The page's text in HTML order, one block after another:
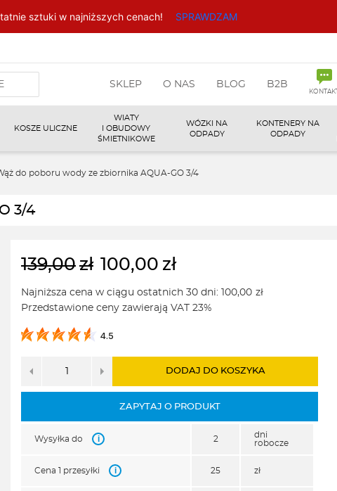
sztuki w najniższych cenach! SPRAWDZAM
SKLEP O NAS BLOG B2B
KONTAKT
KOSZE ULICZNE
WIATY
I OBUDOWY
ŚMIETNIKOWE
WÓZKI NA
ODPADY
KONTENERY NA
ODPADY
do poboru wody ze zbiornika AQUA-GO 3/4
3/4
139,00 zł
Pierwotna
cena
wynosiła:
100,00 zł
Aktualna
cena
wynosi:
Najniższa cena w ciągu ostatnich 30 dni: 100,00 zł
Przedstawione ceny zawierają VAT 23%
4.5
DODAJ DO KOSZYKA
ZAPYTAJ O PRODUKT
Wysyłka do i 2
dni
robocze
Cena 1 przesyłki i 25 zł